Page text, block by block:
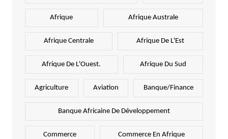
Afrique Afrique Australe
Afrique Centrale Afrique De L'Est
Afrique De L'Ouest. Afrique Du Sud
Agriculture Aviation Banque/Finance
Banque Africaine De Développement
Commerce Commerce En Afrique